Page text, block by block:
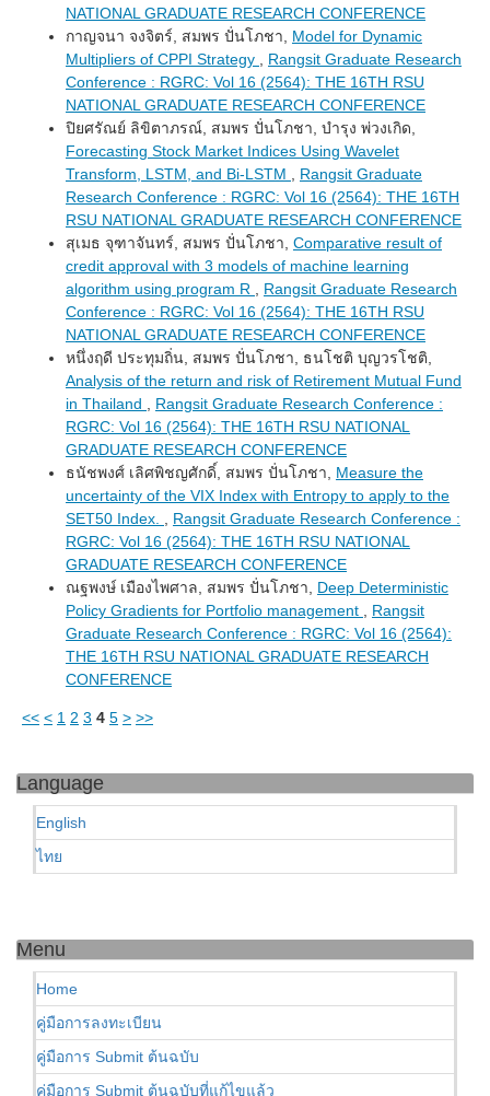
NATIONAL GRADUATE RESEARCH CONFERENCE
กาญจนา จงจิตร์, สมพร ปั่นโภชา, Model for Dynamic
Multipliers of CPPI Strategy
Rangsit Graduate Research
Conference : RGRC: Vol 16 (2564): THE 16TH RSU
NATIONAL GRADUATE RESEARCH CONFERENCE
ปิยศรัณย์ ลิขิตาภรณ์, สมพร ปั่นโภชา, บำรุง พ่วงเกิด,
Forecasting Stock Market Indices Using Wavelet
Transform, LSTM, and Bi-LSTM
Rangsit Graduate
Research Conference : RGRC: Vol 16 (2564): THE 16TH
RSU NATIONAL GRADUATE RESEARCH CONFERENCE
สุเมธ จุฑาจันทร์, สมพร ปั่นโภชา, Comparative result of
credit approval with 3 models of machine learning
algorithm using program R
Rangsit Graduate Research
Conference : RGRC: Vol 16 (2564): THE 16TH RSU
NATIONAL GRADUATE RESEARCH CONFERENCE
หนึ่งฤดี ประทุมถิ่น, สมพร ปั่นโภชา, ธนโชติ บุญวรโชติ,
Analysis of the return and risk of Retirement Mutual Fund
in Thailand
Rangsit Graduate Research Conference :
RGRC: Vol 16 (2564): THE 16TH RSU NATIONAL
GRADUATE RESEARCH CONFERENCE
ธนัชพงศ์ เลิศพิชญศักดิ์, สมพร ปั่นโภชา, Measure the
uncertainty of the VIX Index with Entropy to apply to the
SET50 Index.
Rangsit Graduate Research Conference :
RGRC: Vol 16 (2564): THE 16TH RSU NATIONAL
GRADUATE RESEARCH CONFERENCE
ณฐพงษ์ เมืองไพศาล, สมพร ปั่นโภชา, Deep Deterministic
Policy Gradients for Portfolio management
Rangsit
Graduate Research Conference : RGRC: Vol 16 (2564):
THE 16TH RSU NATIONAL GRADUATE RESEARCH
CONFERENCE
<< < 1 2 3 4 5 > >>
Language
English
ไทย
Menu
Home
คู่มือการลงทะเบียน
คู่มือการ Submit ต้นฉบับ
คู่มือการ Submit ต้นฉบับที่แก้ไขแล้ว